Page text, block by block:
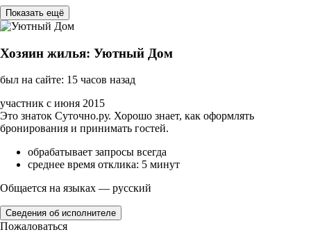
Показать ещё
Хозяин жилья: Уютный Дом
был на сайте: 15 часов назад
участник с июня 2015
Это знаток Суточно.ру. Хорошо знает, как оформлять
бронирования и принимать гостей.
обрабатывает запросы всегда
среднее время отклика: 5 минут
Общается на языках — русский
Сведения об исполнителе
Пожаловаться